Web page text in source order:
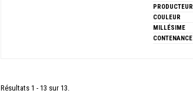
PRODUCTEUR
COULEUR
MILLÉSIME
CONTENANCE
Résultats 1 - 13 sur 13.